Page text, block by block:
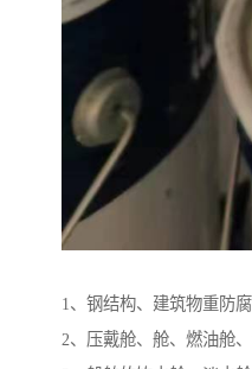
1、钢结构、建筑物重防腐
2、压戴舱、舱、燃油舱